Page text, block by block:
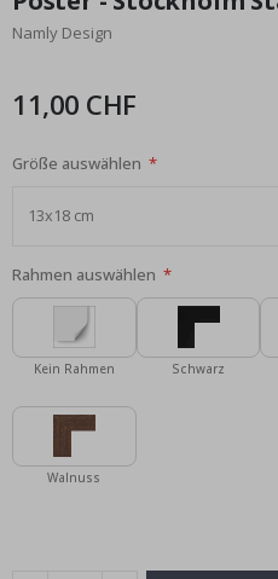
der
Bildgalerie
Namly Design
11,00 CHF
Größe auswählen
Rahmen auswählen
Kein Rahmen Schwarz
Walnuss